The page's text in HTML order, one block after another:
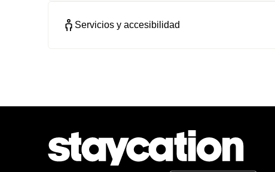
Servicios y accesibilidad